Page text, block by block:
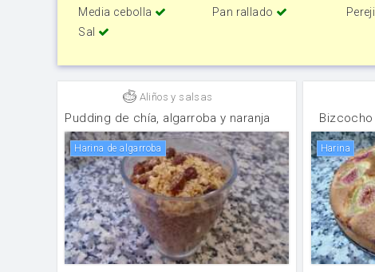
Media cebolla
Pan rallado
Sal
Aliños y salsas
Pudding de chía, algarroba y naranja
Harina de algarroba harina